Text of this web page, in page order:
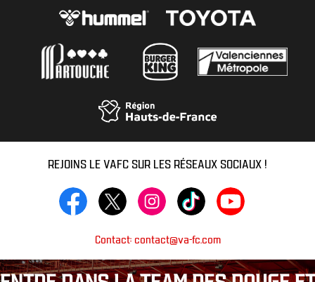
REJOINS LE VAFC SUR LES RÉSEAUX SOCIAUX !
Contact: contact@va-fc.com